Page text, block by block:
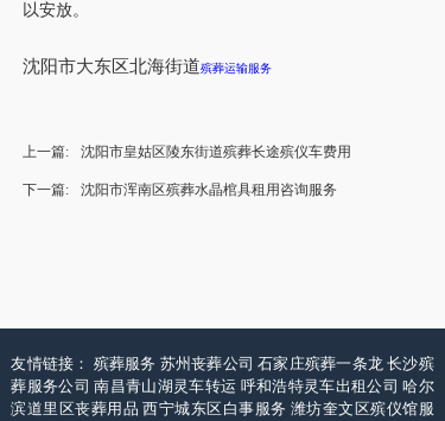
以安放。
沈阳市大东区北海街道殡葬运输服务
上一篇: 沈阳市皇姑区陵东街道殡葬长途殡仪车费用
下一篇: 沈阳市浑南区殡葬水晶棺具租用咨询服务
友情链接： 殡葬服务 苏州丧葬公司石家庄殡葬一条龙长沙殡
葬服务公司南昌青山湖灵车转运 呼和浩特灵车出租公司哈尔
滨道里区丧葬用品西宁城东区白事服务潍坊奎文区殡仪馆服